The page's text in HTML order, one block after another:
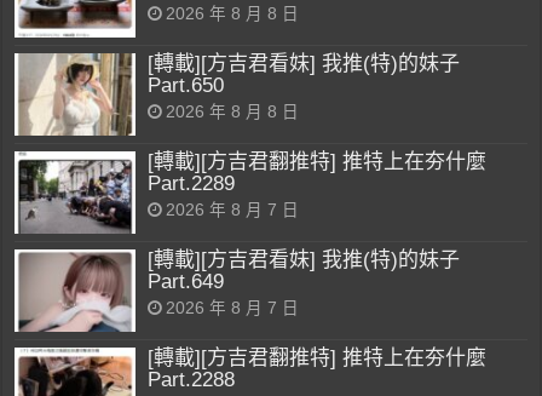
2026 年 8 月 8 日
[轉載][方吉君看妹] 我推(特)的妹子
Part.650
2026 年 8 月 8 日
[轉載][方吉君翻推特] 推特上在夯什麼
Part.2289
2026 年 8 月 7 日
[轉載][方吉君看妹] 我推(特)的妹子
Part.649
2026 年 8 月 7 日
[轉載][方吉君翻推特] 推特上在夯什麼
Part.2288